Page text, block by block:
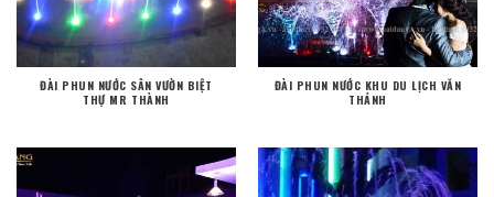
ĐÀI PHUN NƯỚC SÂN VƯỜN BIỆT
THỰ MR THÀNH
ĐÀI PHUN NƯỚC KHU DU LỊCH VĂN
THÁNH